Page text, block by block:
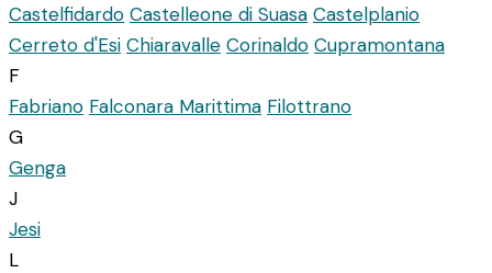
Castelfidardo Castelleone di Suasa Castelplanio
Cerreto d'Esi Chiaravalle Corinaldo Cupramontana
F
Fabriano Falconara Marittima Filottrano
G
Genga
J
Jesi
L